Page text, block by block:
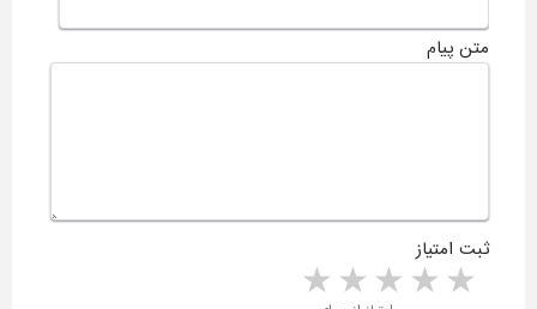
متن پیام
ثبت امتیاز
4 stars 3 stars 2 stars 1 star